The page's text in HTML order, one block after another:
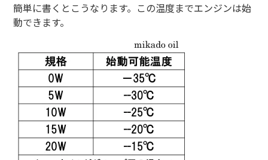
簡単に書くとこうなります。この温度までエンジンは始
動できます。